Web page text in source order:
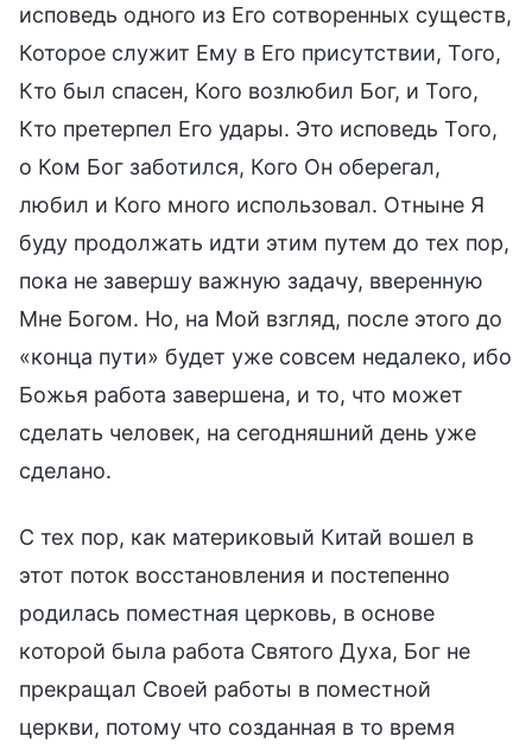
исповедь одного из Его сотворенных существ,
Которое служит Ему в Его присутствии, Того,
Кто был спасен, Кого возлюбил Бог, и Того,
Кто претерпел Его удары. Это исповедь Того,
о Ком Бог заботился, Кого Он оберегал,
любил и Кого много использовал. Отныне Я
буду продолжать идти этим путем до тех пор,
пока не завершу важную задачу, вверенную
Мне Богом. Но, на Мой взгляд, после этого до
«конца пути» будет уже совсем недалеко, ибо
Божья работа завершена, и то, что может
сделать человек, на сегодняшний день уже
сделано.
С тех пор, как материковый Китай вошел в
этот поток восстановления и постепенно
родилась поместная церковь, в основе
которой была работа Святого Духа, Бог не
прекращал Своей работы в поместной
церкви, потому что созданная в то время